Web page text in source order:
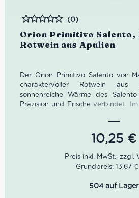
Orion Primitivo Salento,
Rotwein aus Apulien
Bewertet
(0)
Der Orion Primitivo Salento von
charaktervoller Rotwein
sonnenreiche Wärme des
Präzision und Frische verbindet.
dazu eine elegante Note von
klar gebauter Primitivo für alle,
mit Tiefe, Trinkfreude und echter
10,25 €
Grundpreis: 13,67
504 auf Lager